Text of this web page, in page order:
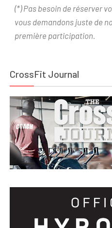
(*) Pas besoin de réserver
vous demandons juste de
première participation.
CrossFit Journal